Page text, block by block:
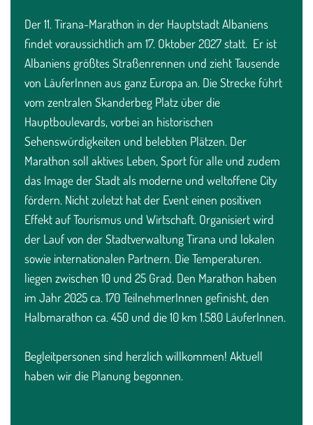
Der 11. Tirana-Marathon in der Hauptstadt Albaniens
findet voraussichtlich am 17. Oktober 2027 statt. Er ist
Albaniens größtes Straßenrennen und zieht Tausende
von LäuferInnen aus ganz Europa an. Die Strecke führt
vom zentralen Skanderbeg Platz über die
Hauptboulevards, vorbei an historischen
Sehenswürdigkeiten und belebten Plätzen. Der
Marathon soll aktives Leben, Sport für alle und zudem
das Image der Stadt als moderne und weltoffene City
fördern. Nicht zuletzt hat der Event einen positiven
Effekt auf Tourismus und Wirtschaft. Organisiert wird
der Lauf von der Stadtverwaltung Tirana und lokalen
sowie internationalen Partnern. Die Temperaturen.
liegen zwischen 10 und 25 Grad. Den Marathon haben
im Jahr 2025 ca. 170 TeilnehmerInnen gefinisht, den
Halbmarathon ca. 450 und die 10 km 1.580 LäuferInnen.
Begleitpersonen sind herzlich willkommen! Aktuell
haben wir die Planung begonnen.